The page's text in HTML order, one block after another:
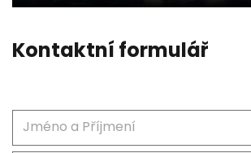
Kontaktní formulář